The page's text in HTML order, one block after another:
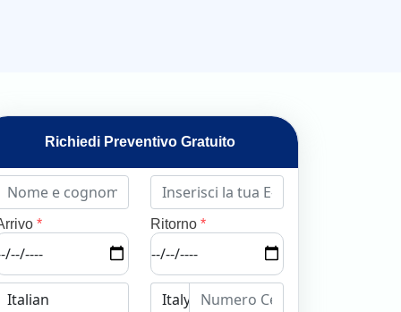
Richiedi Preventivo Gratuito
* Ritorno *